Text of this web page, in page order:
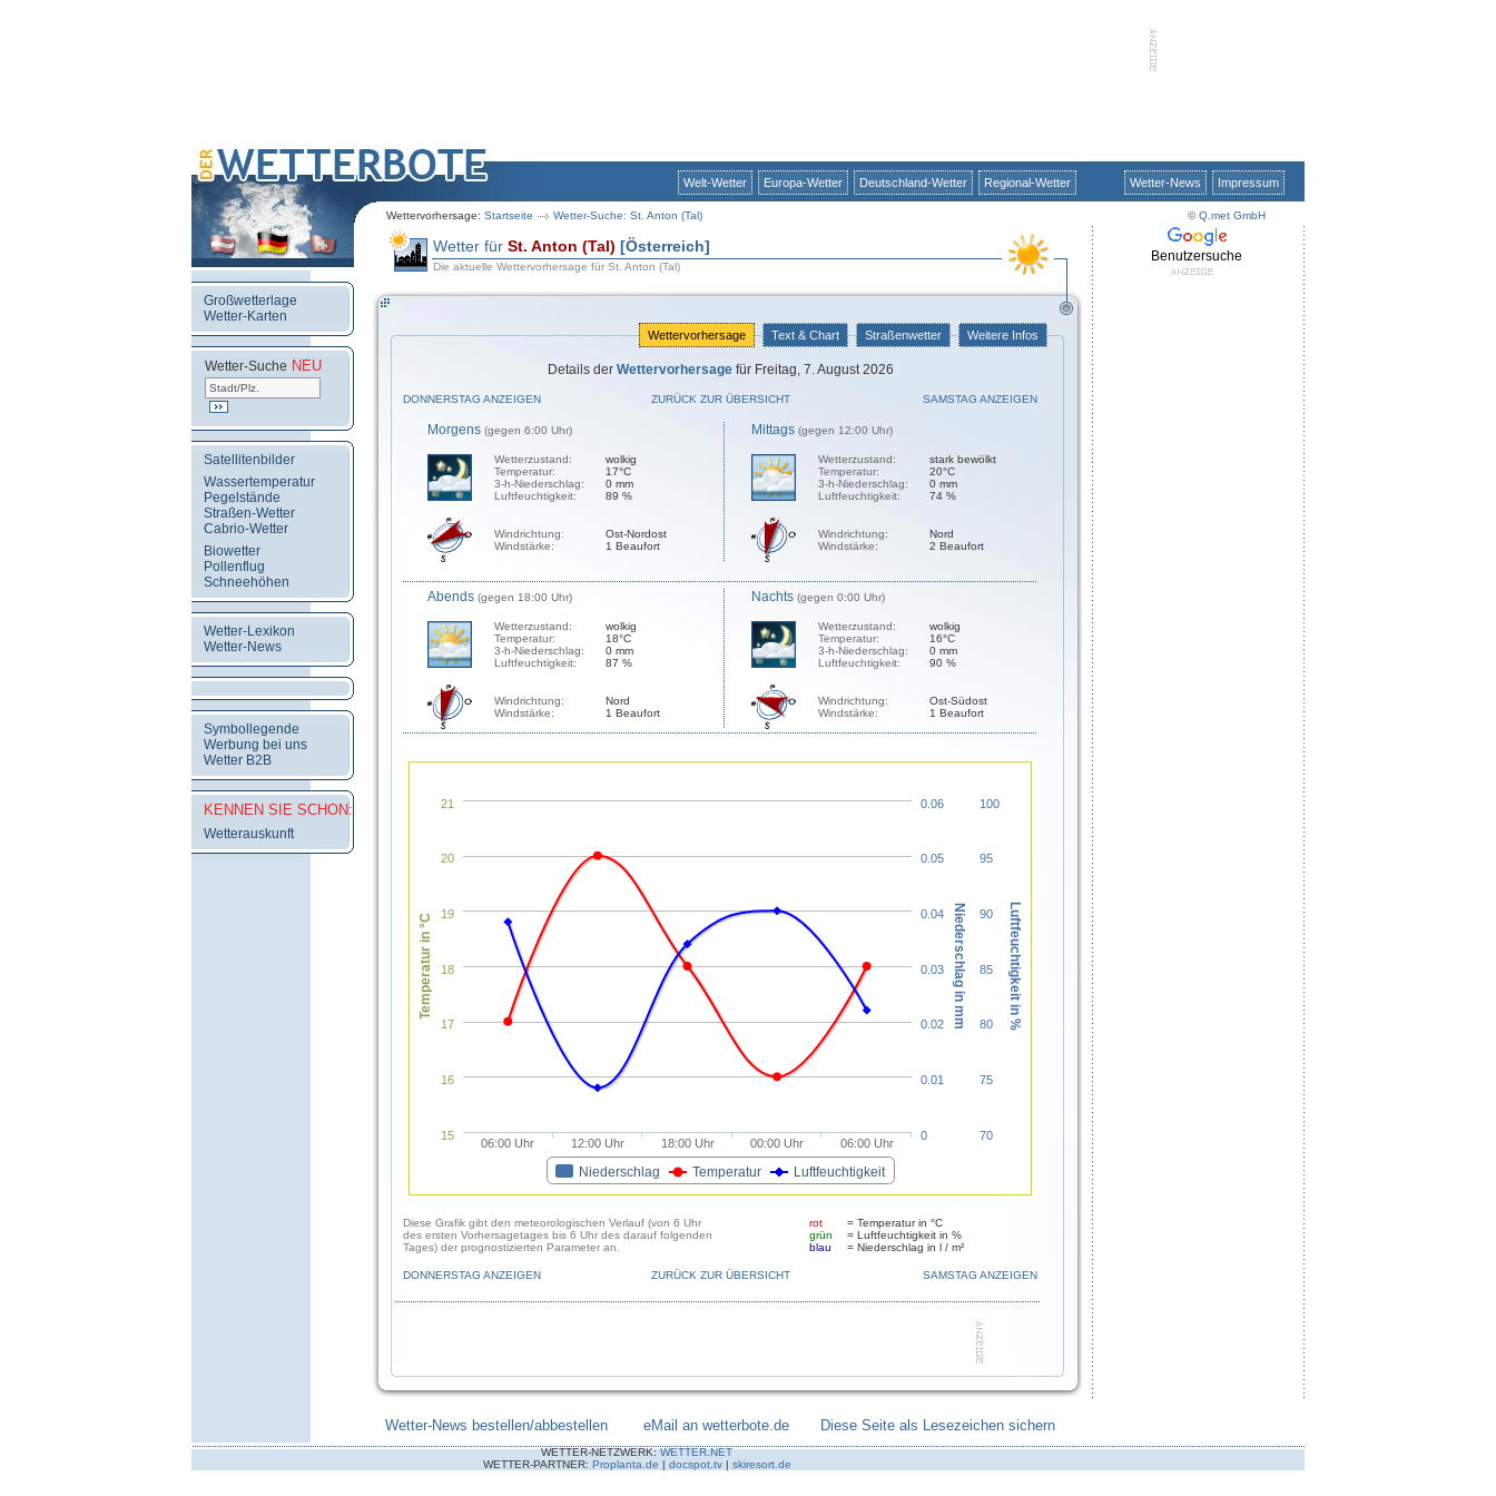
Welt-Wetter Europa-Wetter Deutschland-Wetter Regional-Wetter
Wettervorhersage: Startseite Wetter-Suche: St. Anton (Tal)
Wetter-News Impressum
©Q.met GmbH
Großwetterlage
Wetter-Karten
Wetter-Suche NEU
Satellitenbilder
Wassertemperatur
Pegelstände
Straßen-Wetter
Cabrio-Wetter
Biowetter
Pollenflug
Schneehöhen
Wetter-Lexikon
Wetter-News
Symbollegende
Werbung bei uns
Wetter B2B
KENNEN SIE SCHON:
Wetterauskunft
Wetter für St. Anton (Tal) [Österreich]
Die aktuelle Wettervorhersage für St. Anton (Tal)
Wettervorhersage Text & Chart Straßenwetter Weitere Infos
Details der Wettervorhersagefür Freitag, 7. August 2026
DONNERSTAG ANZEIGEN ZURÜCK ZUR ÜBERSICHT SAMSTAG ANZEIGEN
Morgens (gegen 6:00 Uhr)
Wetterzustand:
Temperatur:
3-h-Niederschlag:
Luftfeuchtigkeit:
wolkig
17°C
0 mm
89 %
Windrichtung:
Windstärke:
Ost-Nordost
1 Beaufort
Mittags (gegen 12:00 Uhr)
Wetterzustand:
Temperatur:
3-h-Niederschlag:
Luftfeuchtigkeit:
stark bewölkt
20°C
0 mm
74 %
Windrichtung:
Windstärke:
Nord
2 Beaufort
Abends (gegen 18:00 Uhr)
Wetterzustand:
Temperatur:
3-h-Niederschlag:
Luftfeuchtigkeit:
wolkig
18°C
0 mm
87 %
Windrichtung:
Windstärke:
Nord
1 Beaufort
Nachts (gegen 0:00 Uhr)
Wetterzustand:
Temperatur:
3-h-Niederschlag:
Luftfeuchtigkeit:
wolkig
16°C
0 mm
90 %
Windrichtung:
Windstärke:
Ost-Südost
1 Beaufort
Temperatur in °C Niederschlag in mm Luftfeuchtigkeit in %
Niederschlag Temperatur Luftfeuchtigkeit
06:00 Uhr 12:00 Uhr 18:00 Uhr 00:00 Uhr 06:00 Uhr
15
16
17
18
19
20
21
0
0.01
0.02
0.03
0.04
0.05
0.06
75
80
85
90
70
95
100
Diese Grafik gibt den meteorologischen Verlauf (von 6 Uhr
des ersten Vorhersagetages bis 6 Uhr des darauf folgenden
Tages) der prognostizierten Parameter an.
rot
= Temperatur in °C
grün
= Luftfeuchtigkeit in %
blau
= Niederschlag in l / m²
DONNERSTAG ANZEIGEN ZURÜCK ZUR ÜBERSICHT SAMSTAG ANZEIGEN
Benutzersuche
Wetter-News bestellen/abbestellen eMail an wetterbote.de Diese Seite als Lesezeichen sichern
WETTER-NETZWERK:WETTER.NET
WETTER-PARTNER: Proplanta.de | docspot.tv| skiresort.de